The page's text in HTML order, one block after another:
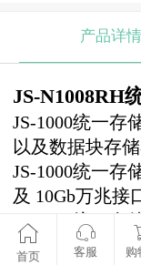
产品详情
JS-N1008RH
JS-1000统一存
以及数据块存
JS-1000统一存
及 10Gb万兆接
JS-1000统一存
份方案，以提
首页 客服 购